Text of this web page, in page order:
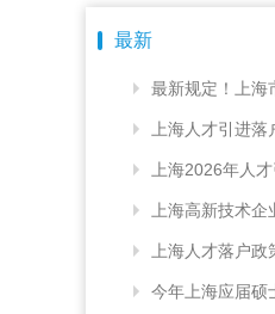
最新
最新规定！上海
上海人才引进
上海2026年人
上海高新技术
上海人才落户
今年上海应届硕